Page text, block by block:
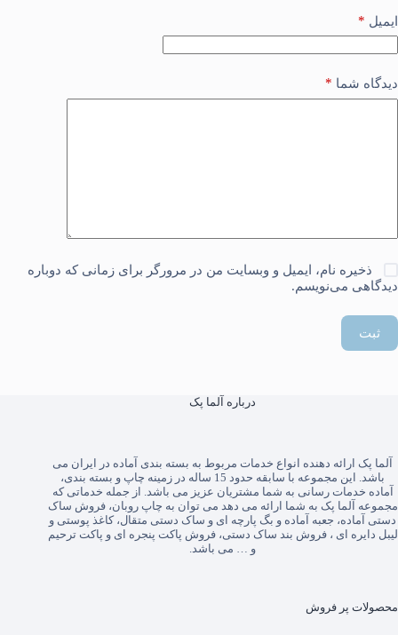
ایمیل *
دیدگاه شما *
ذخیره نام، ایمیل و وبسایت من در مرورگر برای زمانی که دوباره
دیدگاهی می‌نویسم.
ثبت
درباره آلما پک
آلما پک ارائه دهنده انواع خدمات مربوط به بسته بندی آماده در ایران می
باشد. این مجموعه با سابقه حدود 15 ساله در زمینه چاپ و بسته بندی،
آماده خدمات رسانی به شما مشتریان عزیز می باشد. از جمله خدماتی که
مجموعه آلما پک به شما ارائه می دهد می توان به چاپ روبان،فروش ساک
دستی آماده، جعبه آماده و بگ پارچه ای و ساک دستی متقال،کاغذ پوستی و
لیبل دایره ای ،فروش بند ساک دستی،فروش پاکت پنجره ای و پاکت ترحیم
و … می باشد.
محصولات پر فروش